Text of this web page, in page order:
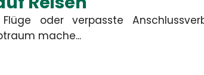
oder verpasste
mache...